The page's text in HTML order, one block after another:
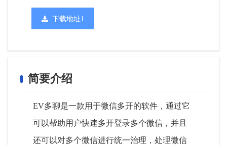
下载地址1
简要介绍
EV多聊是一款用于微信多开的软件，通过它
可以帮助用户快速多开登录多个微信，并且
还可以对多个微信进行统一治理，处理微信